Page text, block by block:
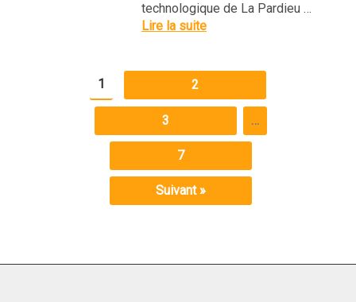
technologique de La Pardieu …
Lire la suite
1 2
3 …
7
Suivant »